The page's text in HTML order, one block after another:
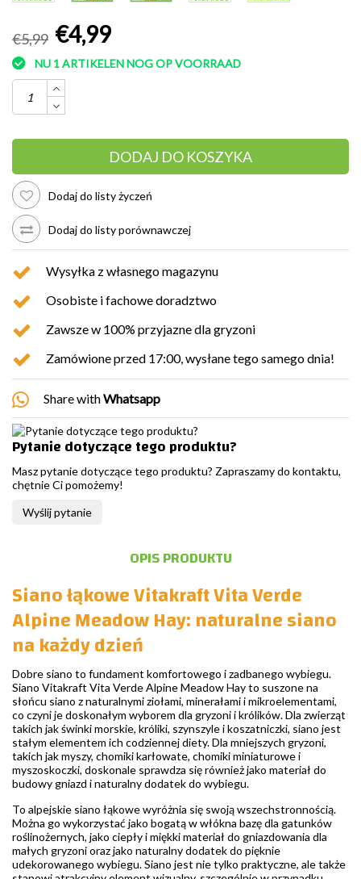
€5,99 €4,99
NU 1 ARTIKELEN NOG OP VOORRAAD
DODAJ DO KOSZYKA
Dodaj do listy życzeń
Dodaj do listy porównawczej
Wysyłka z własnego magazynu
Osobiste i fachowe doradztwo
Zawsze w 100% przyjazne dla gryzoni
Zamówione przed 17:00, wysłane tego samego dnia!
Share withWhatsapp
Pytanie dotyczące tego produktu?
Masz pytanie dotyczące tego produktu? Zapraszamy do kontaktu,
chętnie Ci pomożemy!
Wyślij pytanie
OPIS PRODUKTU
Siano łąkowe Vitakraft Vita Verde
Alpine Meadow Hay: naturalne siano
na każdy dzień
Dobre siano to fundament komfortowego i zadbanego wybiegu.
Siano Vitakraft Vita Verde Alpine Meadow Hay to suszone na
słońcu siano z naturalnymi ziołami, minerałami i mikroelementami,
co czyni je doskonałym wyborem dla gryzoni i królików. Dla zwierząt
takich jak świnki morskie, króliki, szynszyle i koszatniczki, siano jest
stałym elementem ich codziennej diety. Dla mniejszych gryzoni,
takich jak myszy, chomiki karłowate, chomiki miniaturowe i
myszoskoczki, doskonale sprawdza się również jako materiał do
budowy gniazd i naturalny dodatek do wybiegu.
To alpejskie siano łąkowe wyróżnia się swoją wszechstronnością.
Można go wykorzystać jako bogatą w włókna bazę dla gatunków
roślinożernych, jako ciepły i miękki materiał do gniazdowania dla
małych gryzoni oraz jako naturalny dodatek do pięknie
udekorowanego wybiegu. Siano jest nie tylko praktyczne, ale także